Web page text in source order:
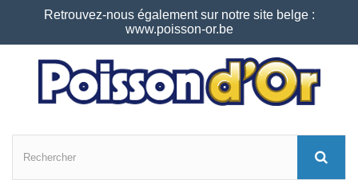
Retrouvez-nous également sur notre site belge :
www.poisson-or.be